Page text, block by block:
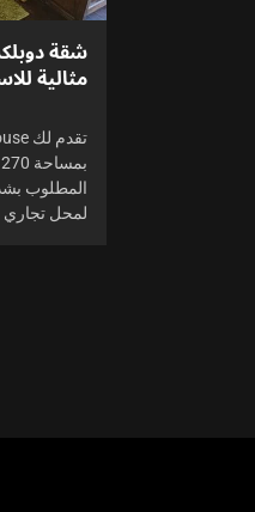
شقة
مثالية
المطلوب
لمحل تجاري